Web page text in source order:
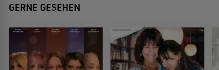
GERNE GESEHEN